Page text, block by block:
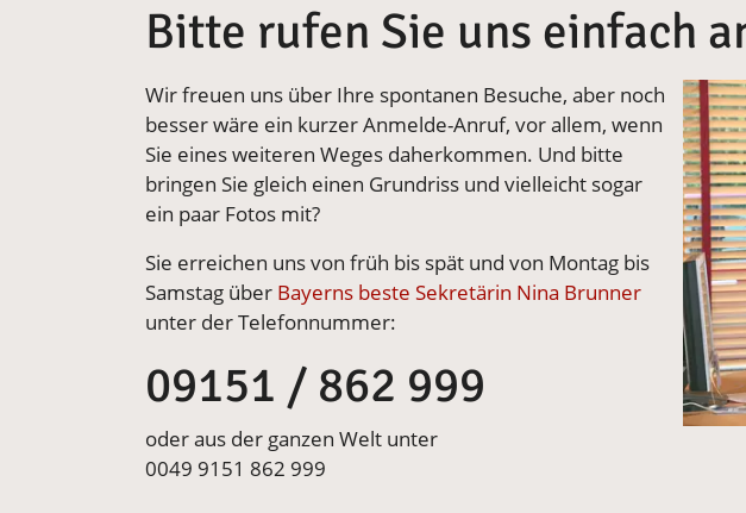
Bitte rufen Sie uns einfach
Wir freuen uns über Ihre spontanen Besuche, aber noch
besser wäre ein kurzer Anmelde-Anruf, vor allem, wenn
Sie eines weiteren Weges daherkommen. Und bitte
bringen Sie gleich einen Grundriss und vielleicht sogar
ein paar Fotos mit?
Sie erreichen uns von früh bis spät und von Montag bis
Samstag über Bayerns beste Sekretärin Nina Brunner
unter der Telefonnummer:
09151 / 862 999
oder aus der ganzen Welt unter
0049 9151 862 999